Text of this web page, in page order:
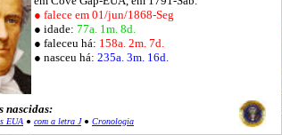
● falece em 01/jun/1868-Seg
● idade: 77a. 1m. 8d.
● faleceu há: 158a. 2m. 7d.
● nasceu há: 235a. 3m. 16d.
nascidas:
EUA ● com a letra J● Cronologia